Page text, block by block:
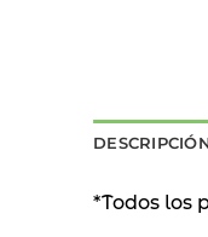
*Todos los